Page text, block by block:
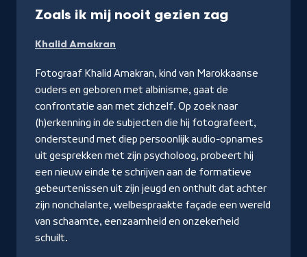
Zoals ik mij nooit gezien zag-
Khalid Amakran
Fotograaf Khalid Amakran, kind van Marokkaanse
ouders en geboren met albinisme, gaat de
confrontatie aan met zichzelf. Op zoek naar
(h)erkenning in de subjecten die hij fotografeert,
ondersteund met diep persoonlijk audio-opnames
uit gesprekken met zijn psycholoog, probeert hij
een nieuw einde te schrijven aan de formatieve
gebeurtenissen uit zijn jeugd en onthult dat achter
zijn nonchalante, welbespraakte façade een wereld
van schaamte, eenzaamheid en onzekerheid
schuilt.